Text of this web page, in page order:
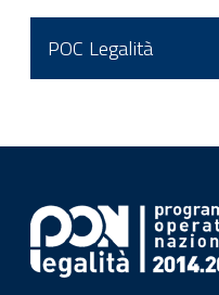
POC Legalità